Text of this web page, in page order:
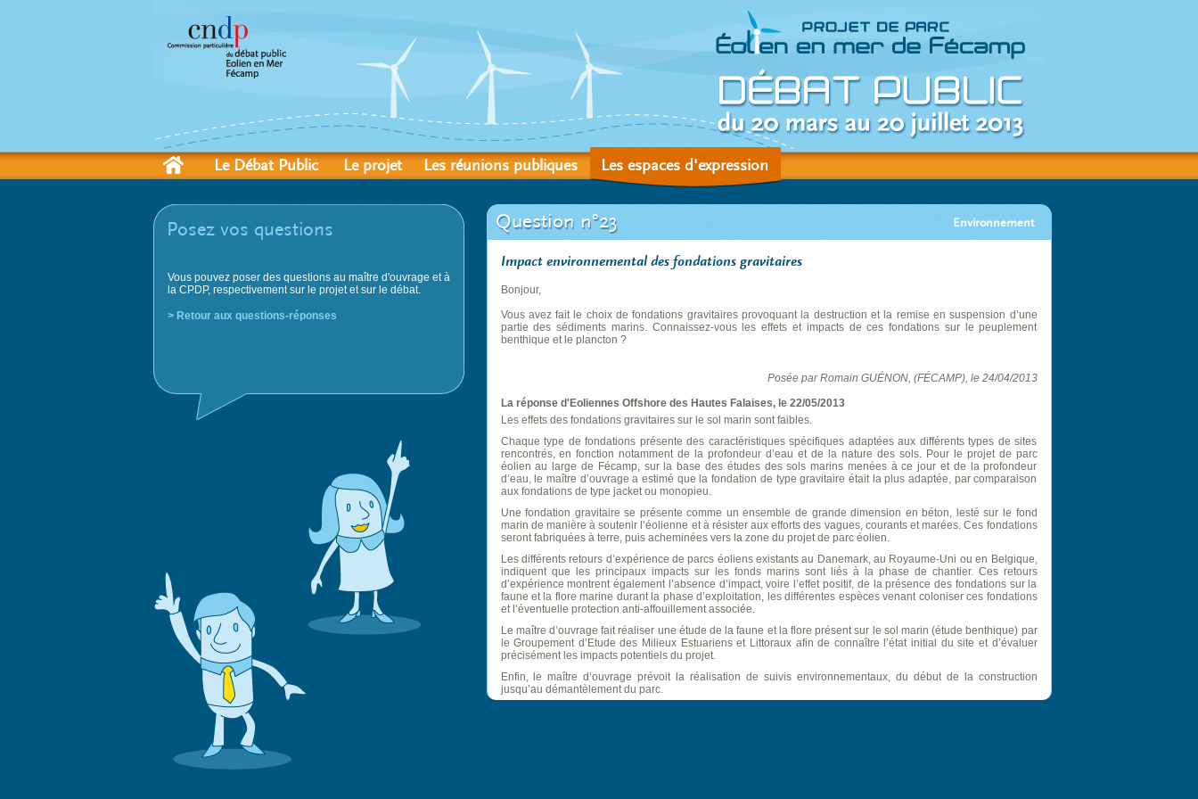
Le Débat Public Le projet Les réunions publiques Les espaces d'expression
Posez vos questions
Vous pouvez poser des questions au maître d'ouvrage et à
la CPDP, respectivement sur le projet et sur le débat.
> Retour aux questions-réponses
Question n°23 Environnement
Impact environnemental des fondations gravitaires
Bonjour,
Vous avez fait le choix de fondations gravitaires provoquant la destruction et la remise en suspension d’une
partie des sédiments marins. Connaissez-vous les effets et impacts de ces fondations sur le peuplement
benthique et le plancton ?
Posée par Romain GUÉNON, (FÉCAMP), le 24/04/2013
La réponse d'Eoliennes Offshore des Hautes Falaises, le 22/05/2013
Les effets des fondations gravitaires sur le sol marin sont faibles.
Chaque type de fondations présente des caractéristiques spécifiques adaptées aux différents types de sites
rencontrés, en fonction notamment de la profondeur d’eau et de la nature des sols. Pour le projet de parc
éolien au large de Fécamp, sur la base des études des sols marins menées à ce jour et de la profondeur
d’eau, le maître d’ouvrage a estimé que la fondation de type gravitaire était la plus adaptée, par comparaison
aux fondations de type jacket ou monopieu.
Une fondation gravitaire se présente comme un ensemble de grande dimension en béton, lesté sur le fond
marin de manière à soutenir l’éolienne et à résister aux efforts des vagues, courants et marées. Ces fondations
seront fabriquées à terre, puis acheminées vers la zone du projet de parc éolien.
Les différents retours d’expérience de parcs éoliens existants au Danemark, au Royaume-Uni ou en Belgique,
indiquent que les principaux impacts sur les fonds marins sont liés à la phase de chantier. Ces retours
d’expérience montrent également l’absence d’impact, voire l’effet positif, de la présence des fondations sur la
faune et la flore marine durant la phase d’exploitation, les différentes espèces venant coloniser ces fondations
et l’éventuelle protection anti-affouillement associée.
Le maître d’ouvrage fait réaliser une étude de la faune et la flore présent sur le sol marin (étude benthique) par
le Groupement d’Etude des Milieux Estuariens et Littoraux afin de connaître l’état initial du site et d’évaluer
précisément les impacts potentiels du projet.
Enfin, le maître d’ouvrage prévoit la réalisation de suivis environnementaux, du début de la construction
jusqu’au démantèlement du parc.